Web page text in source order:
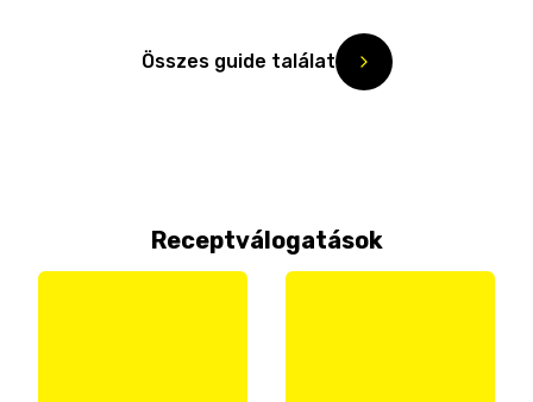
Összes guide találat
Receptválogatások